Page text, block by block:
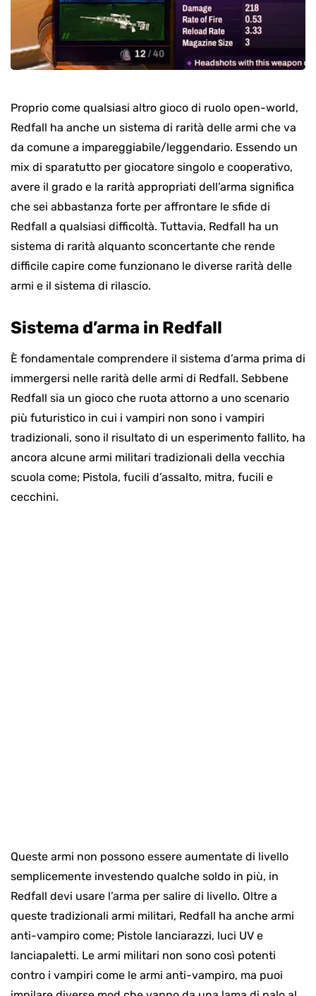
Proprio come qualsiasi altro gioco di ruolo open-world,
Redfall ha anche un sistema di rarità delle armi che va
da comune a impareggiabile/leggendario. Essendo un
mix di sparatutto per giocatore singolo e cooperativo,
avere il grado e la rarità appropriati dell’arma significa
che sei abbastanza forte per affrontare le sfide di
Redfall a qualsiasi difficoltà. Tuttavia, Redfall ha un
sistema di rarità alquanto sconcertante che rende
difficile capire come funzionano le diverse rarità delle
armi e il sistema di rilascio.
Sistema d’arma in Redfall
È fondamentale comprendere il sistema d’arma prima di
immergersi nelle rarità delle armi di Redfall. Sebbene
Redfall sia un gioco che ruota attorno a uno scenario
più futuristico in cui i vampiri non sono i vampiri
tradizionali, sono il risultato di un esperimento fallito, ha
ancora alcune armi militari tradizionali della vecchia
scuola come; Pistola, fucili d’assalto, mitra, fucili e
cecchini.
Queste armi non possono essere aumentate di livello
semplicemente investendo qualche soldo in più, in
Redfall devi usare l’arma per salire di livello. Oltre a
queste tradizionali armi militari, Redfall ha anche armi
anti-vampiro come; Pistole lanciarazzi, luci UV e
lanciapaletti. Le armi militari non sono così potenti
contro i vampiri come le armi anti-vampiro, ma puoi